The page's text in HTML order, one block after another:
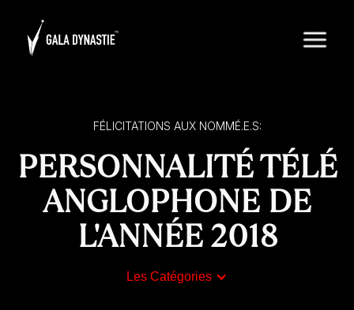
FÉLICITATIONS AUX NOMMÉ.E.S:
PERSONNALITÉ TÉLÉ
ANGLOPHONE DE
L'ANNÉE 2018
Les Catégories